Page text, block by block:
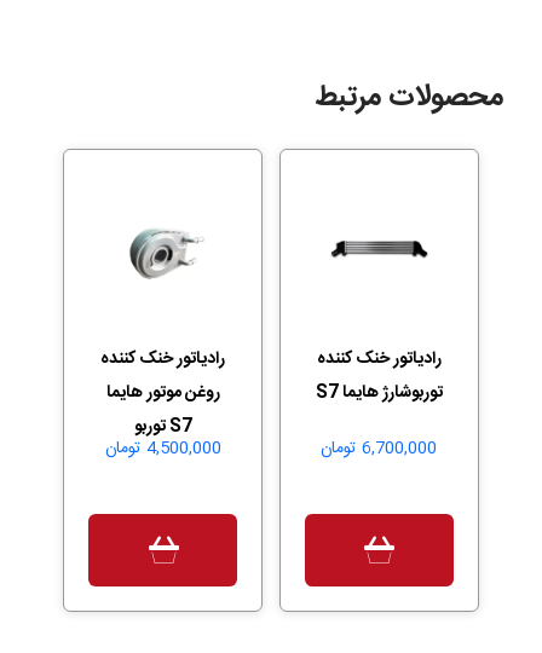
محصولات مرتبط
رادیاتور خنک کننده
توربوشارژ هایما S7
6,700,000 تومان
رادیاتور خنک کننده
روغن موتور هایما
S7 توربو
4,500,000 تومان